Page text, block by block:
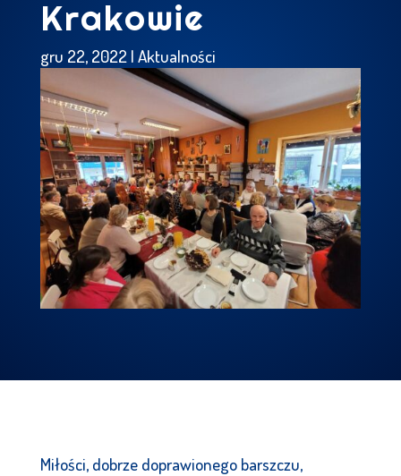
Krakowie
gru 22, 2022| Aktualności
Miłości, dobrze doprawionego barszczu,